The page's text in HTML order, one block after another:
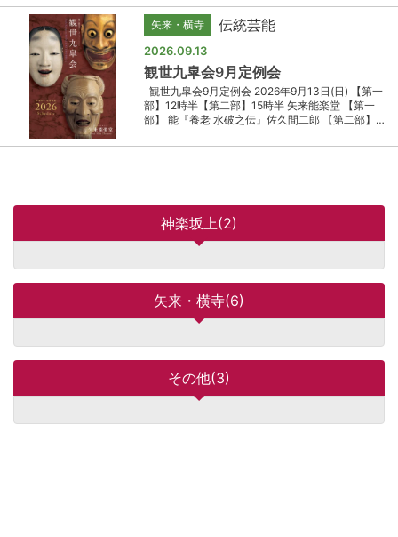
矢来・横寺 伝統芸能
2026.09.13
観世九皐会9月定例会
観世九皐会9月定例会 2026年9月13日(日) 【第一
部】12時半【第二部】15時半 矢来能楽堂 【第一
部】 能『養老 水破之伝』佐久間二郎 【第二部】…
神楽坂上(2)
矢来・横寺(6)
その他(3)